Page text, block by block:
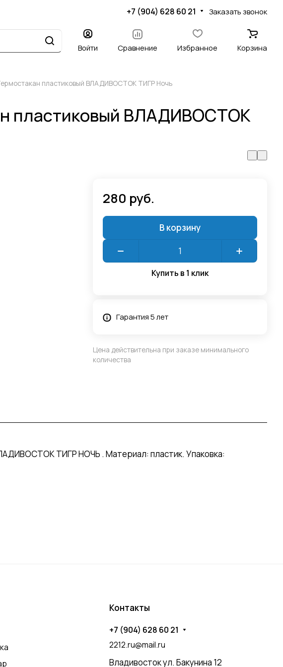
+7 (904) 628 60 21 Заказать звонок
Войти Сравнение Избранное Корзина
пластиковый ВЛАДИВОСТОК ТИГР Ночь
пластиковый ВЛАДИВОСТОК
280 руб.
В корзину
Купить в 1 клик
Гарантия 5 лет
Цена действительна при заказе минимального
количества
ТИГР НОЧЬ . Материал: пластик. Упаковка:
Контакты
+7 (904) 628 60 21
2212.ru@mail.ru
Владивосток ул. Бакунина 12